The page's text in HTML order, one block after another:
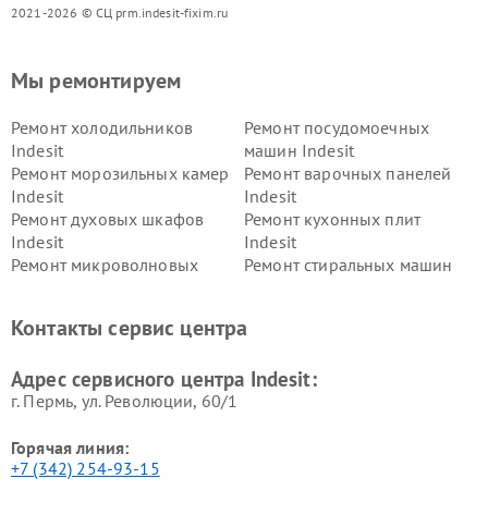
2021-2026 © СЦ prm.indesit-fixim.ru
Мы ремонтируем
Ремонт холодильников
Indesit
Ремонт посудомоечных
машин Indesit
Ремонт морозильных камер
Indesit
Ремонт варочных панелей
Indesit
Ремонт духовых шкафов
Indesit
Ремонт кухонных плит
Indesit
Ремонт микроволновых
Ремонт стиральных машин
Indesit
Indesit
Контакты сервис центра
Адрес сервисного центра Indesit:
г. Пермь, ул. ​Революции, 60/1
Горячая линия:
+7 (342) 254-93-15